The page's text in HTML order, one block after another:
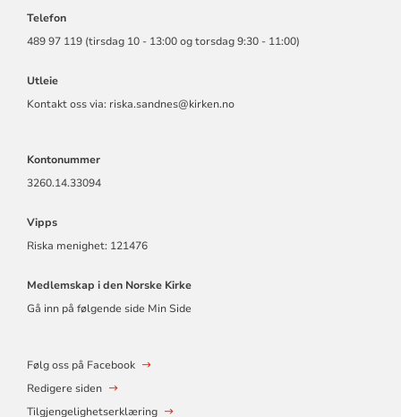
Telefon
489 97 119 (tirsdag 10 - 13:00 og torsdag 9:30 - 11:00)
Utleie
Kontakt oss via: riska.sandnes@kirken.no
Kontonummer
3260.14.33094
Vipps
Riska menighet: 121476
Medlemskap i den Norske Kirke
Gå inn på følgende side Min Side
Følg oss på Facebook
Redigere siden
Tilgjengelighetserklæring